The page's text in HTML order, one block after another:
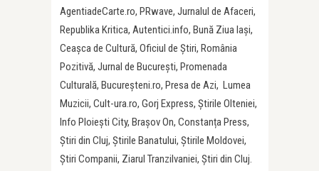
AgentiadeCarte.ro, PRwave, Jurnalul de Afaceri,
Republika Kritica, Autentici.info, Bună Ziua Iași,
Ceașca de Cultură, Oficiul de Știri, România
Pozitivă, Jurnal de București, Promenada
Culturală, Bucureșteni.ro, Presa de Azi, Lumea
Muzicii, Cult-ura.ro, Gorj Express, Știrile Olteniei,
Info Ploiești City, Brașov On, Constanța Press,
Știri din Cluj, Știrile Banatului, Știrile Moldovei,
Știri Companii, Ziarul Tranzilvaniei, Știri din Cluj.